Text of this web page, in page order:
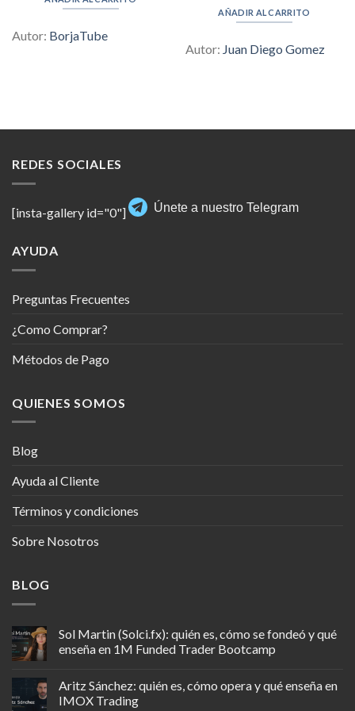
$397.00.$6.00.
Autor: BorjaTube
was:
$230.00.
is:
$6.00.
AÑADIR AL CARRITO
Autor: Juan Diego Gomez
REDES SOCIALES
[insta-gallery id="0"] Únete a nuestro Telegram
AYUDA
Preguntas Frecuentes
¿Como Comprar?
Métodos de Pago
QUIENES SOMOS
Blog
Ayuda al Cliente
Términos y condiciones
Sobre Nosotros
BLOG
Sol Martin (Solci.fx): quién es, cómo se fondeó y qué
enseña en 1M Funded Trader Bootcamp
Aritz Sánchez: quién es, cómo opera y qué enseña en
IMOX Trading